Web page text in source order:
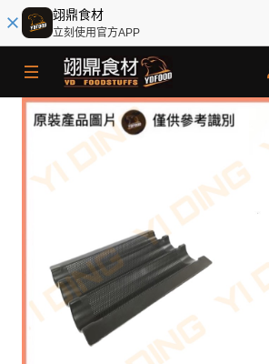
翊鼎食材
立刻使用官方APP